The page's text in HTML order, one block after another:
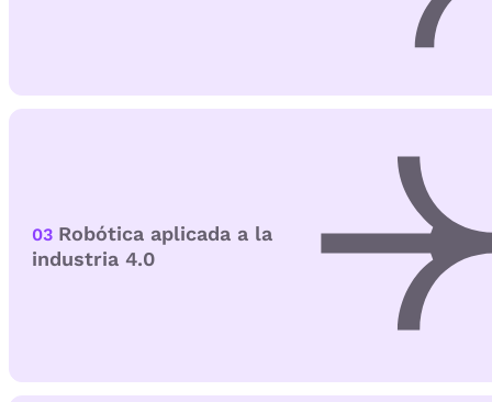
03 Robótica aplicada a la
industria 4.0